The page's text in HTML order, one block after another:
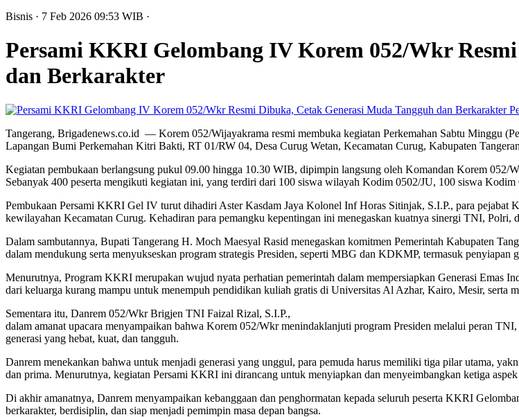
Bisnis · 7 Feb 2026 09:53 WIB ·
Persami KKRI Gelombang IV Korem 052/Wkr
dan Berkarakter
Tangerang, Brigadenews.co.id — Korem 052/Wijayakrama resmi membuka kegiatan Perkemahan Sabtu Minggu
Lapangan Bumi Perkemahan Kitri Bakti, RT 01/RW 04, Desa Curug Wetan, Kecamatan Curug, Kabupaten
Kegiatan pembukaan berlangsung pukul 09.00 hingga 10.30 WIB, dipimpin langsung oleh Komandan Korem
Sebanyak 400 peserta mengikuti kegiatan ini, yang terdiri dari 100 siswa wilayah Kodim 0502/JU, 100 siswa
Pembukaan Persami KKRI Gel IV turut dihadiri Aster Kasdam Jaya Kolonel Inf Horas Sitinjak, S.I.P., para pejabat
kewilayahan Kecamatan Curug. Kehadiran para pemangku kepentingan ini menegaskan kuatnya sinergi TNI, Polri,
Dalam sambutannya, Bupati Tangerang H. Moch Maesyal Rasid menegaskan komitmen Pemerintah Kabupaten
dalam mendukung serta menyukseskan program strategis Presiden, seperti MBG dan KDKMP, termasuk penyiapan
Menurutnya, Program KKRI merupakan wujud nyata perhatian pemerintah dalam mempersiapkan Generasi Emas
dari keluarga kurang mampu untuk menempuh pendidikan kuliah gratis di Universitas Al Azhar, Kairo, Mesir, serta
Sementara itu, Danrem 052/Wkr Brigjen TNI Faizal Rizal, S.I.P.,
dalam amanat upacara menyampaikan bahwa Korem 052/Wkr menindaklanjuti program Presiden melalui peran
generasi yang hebat, kuat, dan tangguh.
Danrem menekankan bahwa untuk menjadi generasi yang unggul, para pemuda harus memiliki tiga pilar utama,
dan prima. Menurutnya, kegiatan Persami KKRI ini dirancang untuk menyiapkan dan menyeimbangkan ketiga aspek
Di akhir amanatnya, Danrem menyampaikan kebanggaan dan penghormatan kepada seluruh peserta KKRI
berkarakter, berdisiplin, dan siap menjadi pemimpin masa depan bangsa.